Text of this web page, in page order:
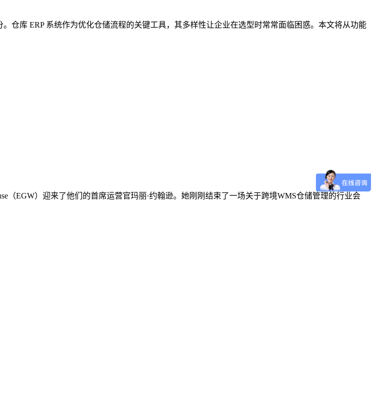
仓库 ERP 系统作为优化仓储流程的关键工具，其多样性让企业在选型时常常面临困惑。本文将从功能
（EGW）迎来了他们的首席运营官玛丽·约翰逊。她刚刚结束了一场关于跨境WMS仓储管理的行业会